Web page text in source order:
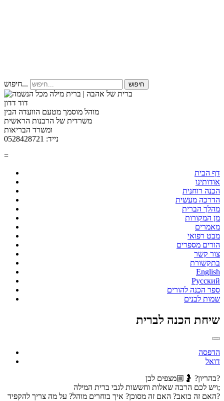
חיפוש... חיפוש
דוד דדון
מוהל מוסמך מטעם הוועדה הבין
משרדית של הרבנות הראשית
ומשרד הבריאות
נייד: 0528428721
=
דף הבית
אודותינו
הכנה רוחנית
הדרכה מעשית
מהלך הברית
מן המקורות
מאמרים
מבט רפואי
הורים מספרים
צור קשר
בתקשורת
English
Русский
ספר הכנה להורים
שמות לבנים
שיחת הכנה לברית
הדפסה
דואל
בהריון? 🤰🏼מצפים לבן?
ויש לכם הרבה שאלות וחששות לגבי ברית המילה;
האם זה כואב? האם זה מסוכן? איך בוחרים מוהל? על מה צריך להקפיד?